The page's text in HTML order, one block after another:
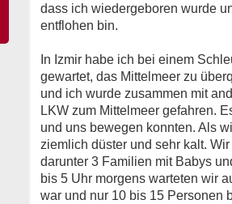
dass ich wiedergeboren wurde
entflohen bin.
In Izmir habe ich bei einem
gewartet, das Mittelmeer zu
und ich wurde zusammen mit
LKW zum Mittelmeer gefahren.
und uns bewegen konnten. Als
ziemlich düster und sehr kalt.
darunter 3 Familien mit Babys
bis 5 Uhr morgens warteten wir
war und nur 10 bis 15 Personen